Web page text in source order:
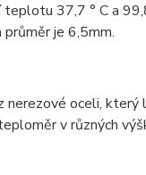
teplotu 37,7 ° C a
je 6,5mm.
oceli,
v různých